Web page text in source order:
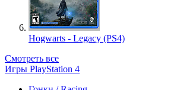
Hogwarts - Legacy (PS4)
Смотреть все
Игры PlayStation 4